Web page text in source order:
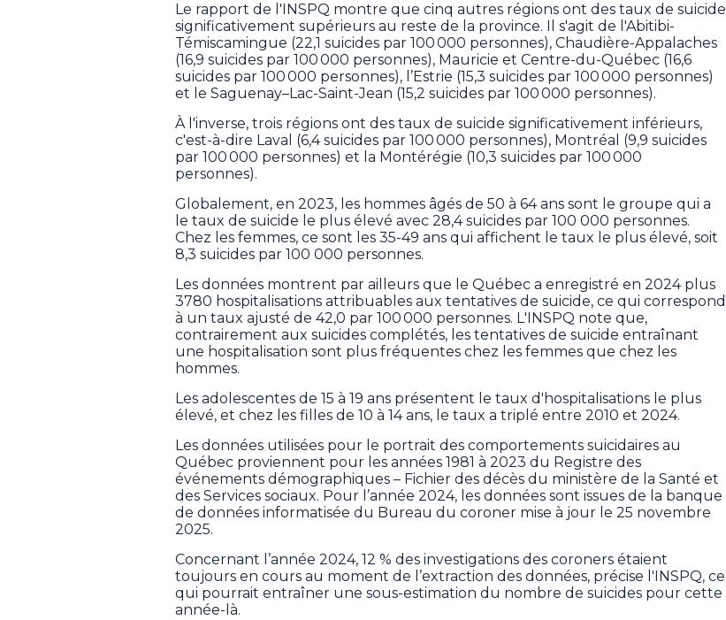
Le rapport de l'INSPQ montre que cinq autres régions ont des taux de suicide
significativement supérieurs au reste de la province. Il s'agit de l'Abitibi-
Témiscamingue (22,1 suicides par 100 000 personnes), Chaudière-Appalaches
(16,9 suicides par 100 000 personnes), Mauricie et Centre-du-Québec (16,6
suicides par 100 000 personnes), l’Estrie (15,3 suicides par 100 000 personnes)
et le Saguenay–Lac-Saint-Jean (15,2 suicides par 100 000 personnes).
À l'inverse, trois régions ont des taux de suicide significativement inférieurs,
c'est-à-dire Laval (6,4 suicides par 100 000 personnes), Montréal (9,9 suicides
par 100 000 personnes) et la Montérégie (10,3 suicides par 100 000
personnes).
Globalement, en 2023, les hommes âgés de 50 à 64 ans sont le groupe qui a
le taux de suicide le plus élevé avec 28,4 suicides par 100 000 personnes.
Chez les femmes, ce sont les 35-49 ans qui affichent le taux le plus élevé, soit
8,3 suicides par 100 000 personnes.
Les données montrent par ailleurs que le Québec a enregistré en 2024 plus
3780 hospitalisations attribuables aux tentatives de suicide, ce qui correspond
à un taux ajusté de 42,0 par 100 000 personnes. L'INSPQ note que,
contrairement aux suicides complétés, les tentatives de suicide entraînant
une hospitalisation sont plus fréquentes chez les femmes que chez les
hommes.
Les adolescentes de 15 à 19 ans présentent le taux d'hospitalisations le plus
élevé, et chez les filles de 10 à 14 ans, le taux a triplé entre 2010 et 2024.
Les données utilisées pour le portrait des comportements suicidaires au
Québec proviennent pour les années 1981 à 2023 du Registre des
événements démographiques – Fichier des décès du ministère de la Santé et
des Services sociaux. Pour l’année 2024, les données sont issues de la banque
de données informatisée du Bureau du coroner mise à jour le 25 novembre
2025.
Concernant l’année 2024, 12 % des investigations des coroners étaient
toujours en cours au moment de l’extraction des données, précise l'INSPQ, ce
qui pourrait entraîner une sous-estimation du nombre de suicides pour cette
année-là.